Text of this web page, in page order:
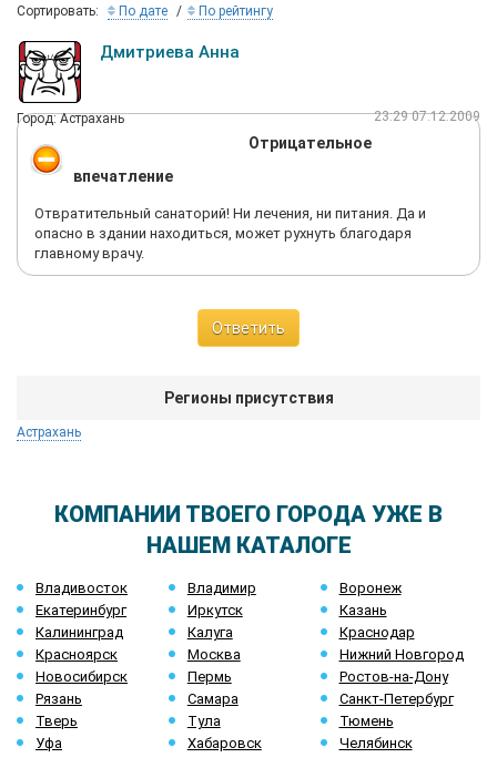
Сортировать: По дате По рейтингу
Дмитриева Анна
Город: Астрахань 23:29 07.12.2009
Отрицательное
впечатление
Отвратительный санаторий! Ни лечения, ни питания. Да и
опасно в здании находиться, может рухнуть благодаря
главному врачу.
Ответить
Регионы присутствия
Астрахань
КОМПАНИИ ТВОЕГО ГОРОДА УЖЕ В
НАШЕМ КАТАЛОГЕ
Владивосток Владимир
Воронеж
Екатеринбург
Иркутск
Казань
Калининград
Калуга
Краснодар
Красноярск
Москва
Нижний Новгород
Новосибирск
Пермь
Ростов-на-Дону
Рязань
Самара
Санкт-Петербург
Тверь
Тула
Тюмень
Уфа
Хабаровск Челябинск